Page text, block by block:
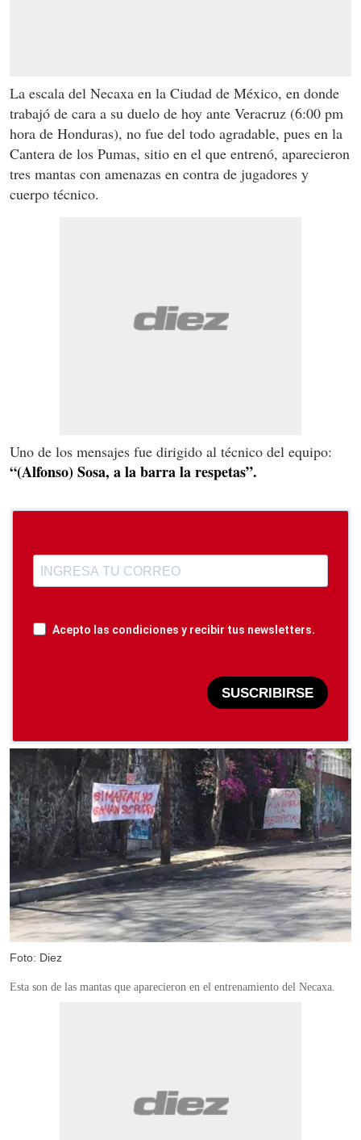
La escala del Necaxa en la Ciudad de México, en donde
trabajó de cara a su duelo de hoy ante Veracruz (6:00 pm
hora de Honduras), no fue del todo agradable, pues en la
Cantera de los Pumas, sitio en el que entrenó, aparecieron
tres mantas con amenazas en contra de jugadores y
cuerpo técnico.
Uno de los mensajes fue dirigido al técnico del equipo:
“(Alfonso) Sosa, a la barra la respetas”.
Acepto las condiciones y recibir tus newsletters.
SUSCRIBIRSE
Foto: Diez
Esta son de las mantas que aparecieron en el entrenamiento del Necaxa.